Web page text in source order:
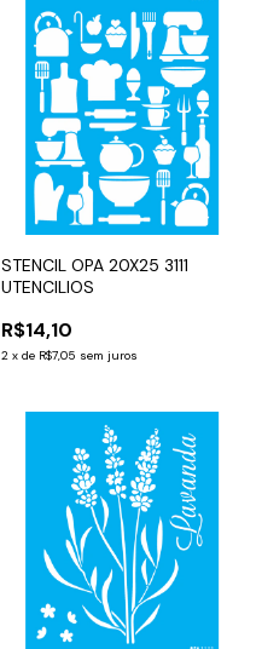
STENCIL OPA 20X25 3111
UTENCILIOS
R$14,10
2 x de R$7,05 sem juros